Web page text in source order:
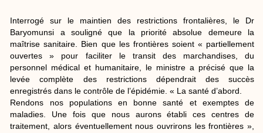
Interrogé sur le maintien des restrictions frontalières, le Dr
Baryomunsi a souligné que la priorité absolue demeure la
maîtrise sanitaire. Bien que les frontières soient « partiellement
ouvertes » pour faciliter le transit des marchandises, du
personnel médical et humanitaire, le ministre a précisé que la
levée complète des restrictions dépendrait des succès
enregistrés dans le contrôle de l’épidémie. « La santé d’abord.
Rendons nos populations en bonne santé et exemptes de
maladies. Une fois que nous aurons établi ces centres de
traitement, alors éventuellement nous ouvrirons les frontières »,